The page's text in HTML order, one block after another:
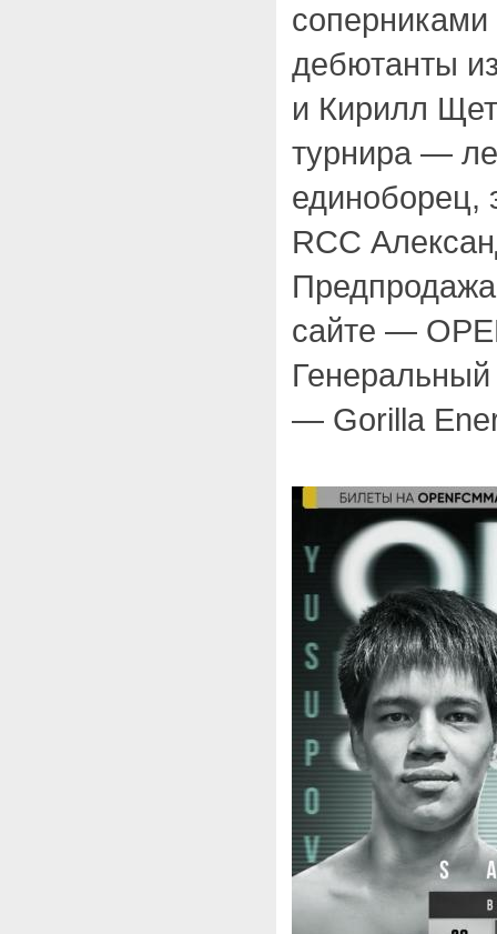
соперниками
дебютанты
и Кирилл
турнира —
единоборец,
RCC
сайте —
— Gorilla